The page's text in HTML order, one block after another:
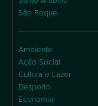
São Roque
Ambiente
Ação Social
Cultura e Lazer
Desporto
Economia